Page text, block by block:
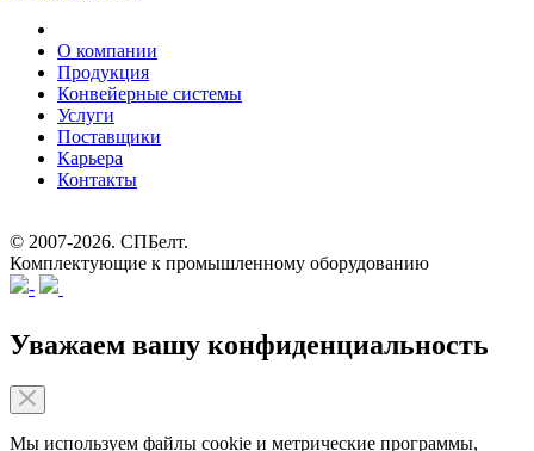
О компании
Продукция
Конвейерные системы
Услуги
Поставщики
Карьера
Контакты
© 2007-2026. СПБелт.
Комплектующие к промышленному оборудованию
Уважаем вашу конфиденциальность
Мы используем файлы cookie и метрические программы,